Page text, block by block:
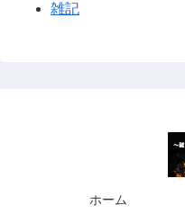
雑記
ホーム